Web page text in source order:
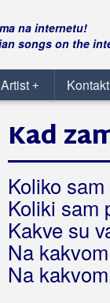
na internetu!
songs on the
+
Kad
Koliko
Koliki sam
Kakve su
Na
Na